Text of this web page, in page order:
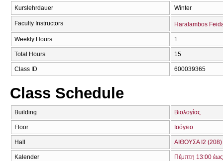
Kurslehrdauer Winter
Faculty Instructors Haralambos
Weekly Hours 1
Total Hours 15
Class ID 600039365
Class Schedule
Building Βιολογίας
Floor Ισόγειο
Hall ΑΙΘΟΥΣΑ Ι2 (208)
Kalender Πέμπτη 13:00